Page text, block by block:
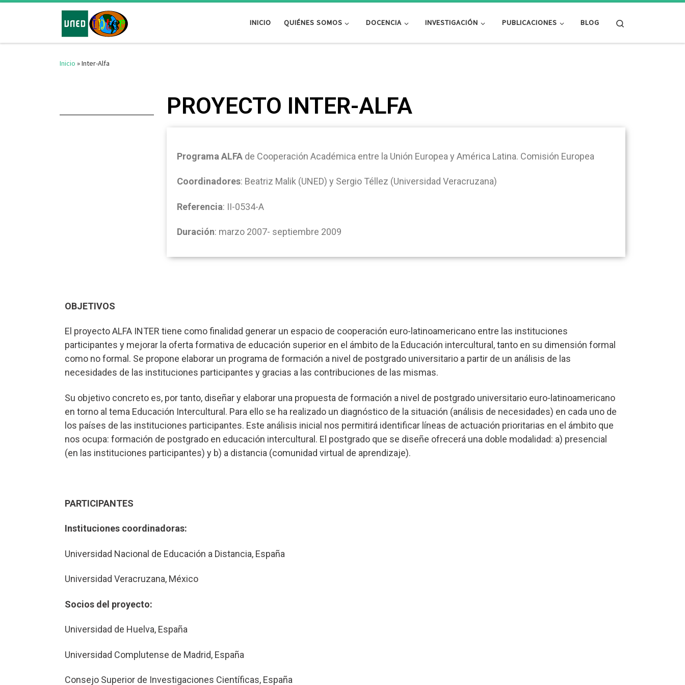
INICIO QUIÉNES SOMOS DOCENCIA INVESTIGACIÓN PUBLICACIONES BLOG
Inicio »Inter-Alfa
PROYECTO INTER-ALFA
Programa ALFA de Cooperación Académica entre la Unión Europea y América Latina. Comisión Europea
Coordinadores: Beatriz Malik (UNED) y Sergio Téllez (Universidad Veracruzana)
Referencia: II-0534-A
Duración: marzo 2007- septiembre 2009
OBJETIVOS
El proyecto ALFA INTER tiene como finalidad generar un espacio de cooperación euro-latinoamericano entre las instituciones
participantes y mejorar la oferta formativa de educación superior en el ámbito de la Educación intercultural, tanto en su dimensión formal
como no formal. Se propone elaborar un programa de formación a nivel de postgrado universitario a partir de un análisis de las
necesidades de las instituciones participantes y gracias a las contribuciones de las mismas.
Su objetivo concreto es, por tanto, diseñar y elaborar una propuesta de formación a nivel de postgrado universitario euro-latinoamericano
en torno al tema Educación Intercultural. Para ello se ha realizado un diagnóstico de la situación (análisis de necesidades) en cada uno de
los países de las instituciones participantes. Este análisis inicial nos permitirá identificar líneas de actuación prioritarias en el ámbito que
nos ocupa: formación de postgrado en educación intercultural. El postgrado que se diseñe ofrecerá una doble modalidad: a) presencial
(en las instituciones participantes) y b) a distancia (comunidad virtual de aprendizaje).
PARTICIPANTES
Instituciones coordinadoras:
Universidad Nacional de Educación a Distancia, España
Universidad Veracruzana, México
Socios del proyecto:
Universidad de Huelva, España
Universidad Complutense de Madrid, España
Consejo Superior de Investigaciones Científicas, España